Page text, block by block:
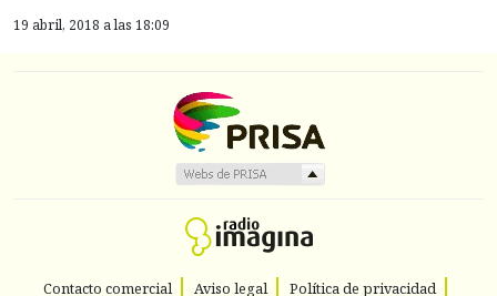
19 abril, 2018 a las 18:09
Contacto comercial Aviso legal Política de privacidad